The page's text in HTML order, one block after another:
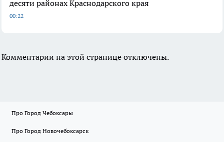
десяти районах Краснодарского края
00:22
Комментарии на этой странице отключены.
Про Город Чебоксары
Про Город Новочебоксарск